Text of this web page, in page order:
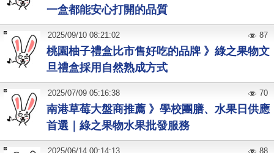
一盒都能安心打開的品質
桃園柚子禮盒比市售好吃的品牌 》綠之果物文
旦禮盒採用自然熟成方式
2025/09/10 08:21:02 87
南港草莓大盤商推薦 》學校團膳、水果日供應
首選｜綠之果物水果批發服務
2025/07/09 05:16:38 70
2025/06/14 00:14:13 88